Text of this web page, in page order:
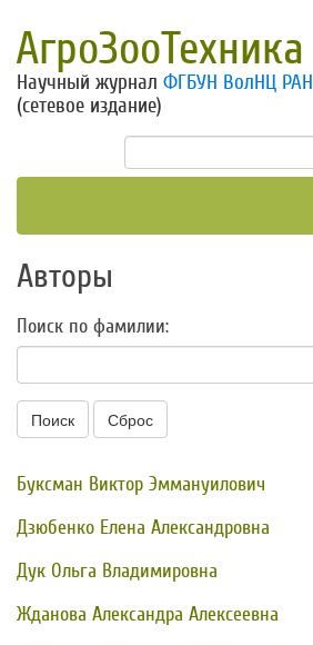
АгроЗооТехника
Научный журнал ФГБУН ВолНЦ РАН
(сетевое издание)
Авторы
Поиск по фамилии:
Поиск Сброс
Буксман Виктор Эммануилович
Дзюбенко Елена Александровна
Дук Ольга Владимировна
Жданова Александра Алексеевна